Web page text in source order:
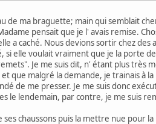
de ma braguette; main qui semblait
pensait que je l' avais remise.
a caché. Nous devions sortir chez des
elle voulait vraiment que je la porte
Je me suis dit, n' étant plus très
que malgré la demande, je trainais à
de me presser. Je me suis donc
le lendemain, par contre, je me suis
chaussons puis la mettre nue pour